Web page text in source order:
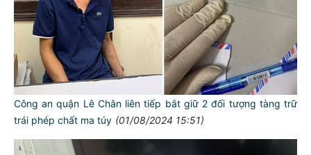
Công an quận Lê Chân liên tiếp bắt giữ 2 đối tượng tàng trữ
trái phép chất ma túy (01/08/2024 15:51)